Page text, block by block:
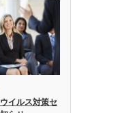
イルス対策セ